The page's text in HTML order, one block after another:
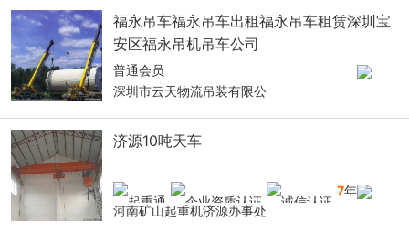
福永吊车福永吊车出租福永吊车租赁深圳宝
安区福永吊机吊车公司
普通会员
深圳市云天物流吊装有限公
济源10吨天车
7年
河南矿山起重机济源办事处